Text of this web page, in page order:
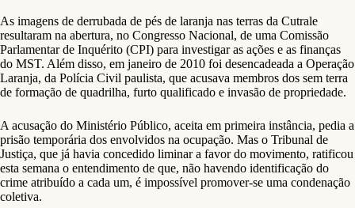
As imagens de derrubada de pés de laranja nas terras da Cutrale
resultaram na abertura, no Congresso Nacional, de uma Comissão
Parlamentar de Inquérito (CPI) para investigar as ações e as finanças
do MST. Além disso, em janeiro de 2010 foi desencadeada a Operação
Laranja, da Polícia Civil paulista, que acusava membros dos sem terra
de formação de quadrilha, furto qualificado e invasão de propriedade.
A acusação do Ministério Público, aceita em primeira instância, pedia a
prisão temporária dos envolvidos na ocupação. Mas o Tribunal de
Justiça, que já havia concedido liminar a favor do movimento, ratificou
esta semana o entendimento de que, não havendo identificação do
crime atribuído a cada um, é impossível promover-se uma condenação
coletiva.